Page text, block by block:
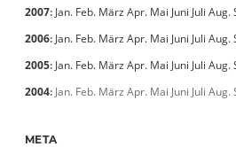
2007: Jan. Feb. März Apr. Mai Juni Juli Aug.
2006: Jan. Feb. März Apr. Mai Juni Juli Aug.
2005: Jan. Feb. März Apr. Mai Juni Juli Aug.
2004: Jan. Feb. März Apr. Mai Juni Juli Aug.
META